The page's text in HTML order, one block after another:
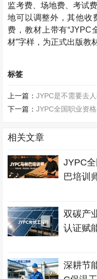
监考费、场地费、考试
地可以调整外，其他收
费，教材上带有“JYPC
材”字样，为正式出版教
标签
上一篇：JYPC是不需要去
下一篇：JYPC全国职业资
相关文章
JYPC
巴培训
双碳产
认证赋
深耕节